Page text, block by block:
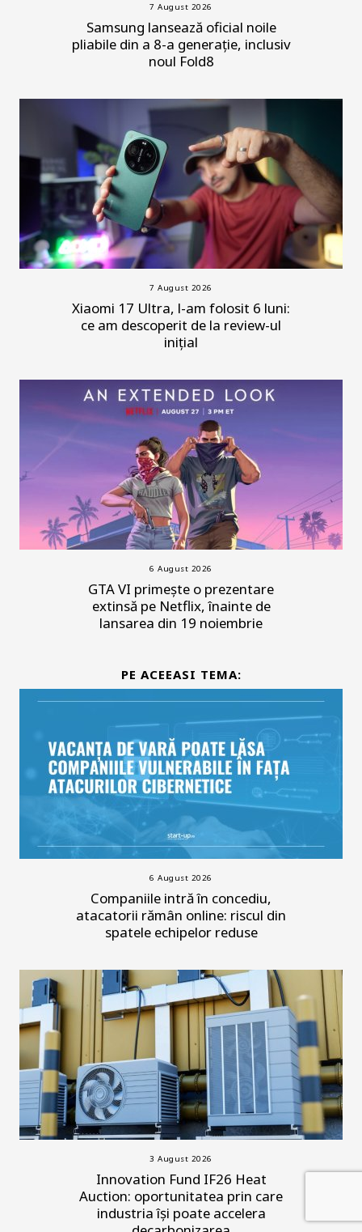
7 August 2026
Samsung lansează oficial noile
pliabile din a 8-a generație, inclusiv
noul Fold8
7 August 2026
Xiaomi 17 Ultra, l-am folosit 6 luni:
ce am descoperit de la review-ul
inițial
6 August 2026
GTA VI primește o prezentare
extinsă pe Netflix, înainte de
lansarea din 19 noiembrie
PE ACEEASI TEMA:
6 August 2026
Companiile intră în concediu,
atacatorii rămân online: riscul din
spatele echipelor reduse
3 August 2026
Innovation Fund IF26 Heat
Auction: oportunitatea prin care
industria își poate accelera